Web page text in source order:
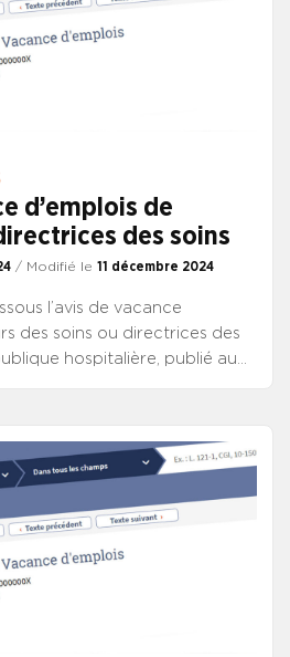
d’emplois de
des soins
/ Modifié le 11 décembre 2024
l’avis de vacance
des soins ou directrices des
hospitalière, publié au